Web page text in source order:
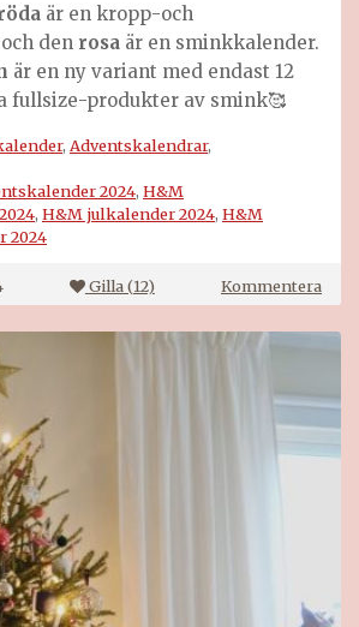
är en kropp-och
den rosa är en sminkkalender.
är en ny variant med endast 12
fullsize-produkter av smink🥰
, Adventskalendrar,
2024, H&M
, H&M julkalender 2024, H&M
2024
Gilla (12) Kommenterapå